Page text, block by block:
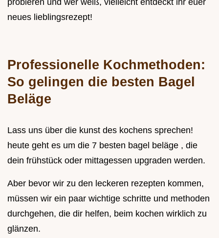
probieren und wer weiß, vielleicht entdeckt ihr euer
neues lieblingsrezept!
Professionelle Kochmethoden:
So gelingen die besten Bagel
Beläge
Lass uns über die kunst des kochens sprechen!
heute geht es um die 7 besten bagel beläge , die
dein frühstück oder mittagessen upgraden werden.
Aber bevor wir zu den leckeren rezepten kommen,
müssen wir ein paar wichtige schritte und methoden
durchgehen, die dir helfen, beim kochen wirklich zu
glänzen.